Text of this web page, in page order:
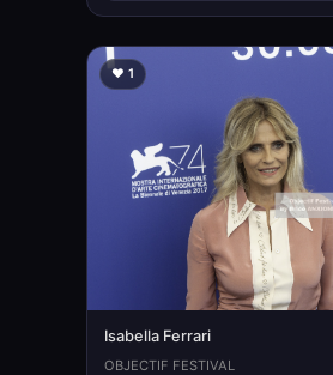
❤️ 1
Isabella Ferrari
OBJECTIF FESTIVAL